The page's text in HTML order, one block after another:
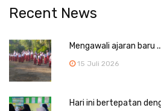
Recent News
Mengawali ajaran baru ...
15 Juli 2026
Hari ini bertepatan